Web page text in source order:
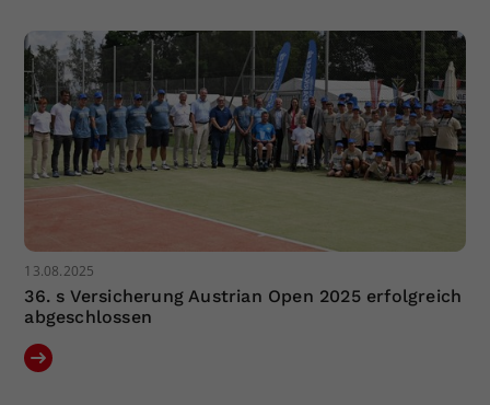
13.08.2025
36. s Versicherung Austrian Open 2025 erfolgreich
abgeschlossen